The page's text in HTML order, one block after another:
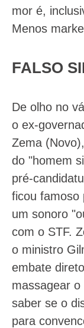
mor é,
Menos
FALSO
De olho no
o ex-
Zema
do "homem
pré-
ficou famoso
um sonoro
com o STF.
o ministro
embate
massagear
saber se o
para